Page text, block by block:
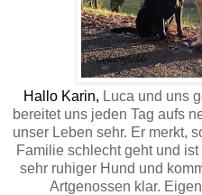
Hallo Karin, Luca und uns
bereitet uns jeden Tag aufs
unser Leben sehr. Er merkt,
Familie schlecht geht und
sehr ruhiger Hund und
Artgenossen klar.